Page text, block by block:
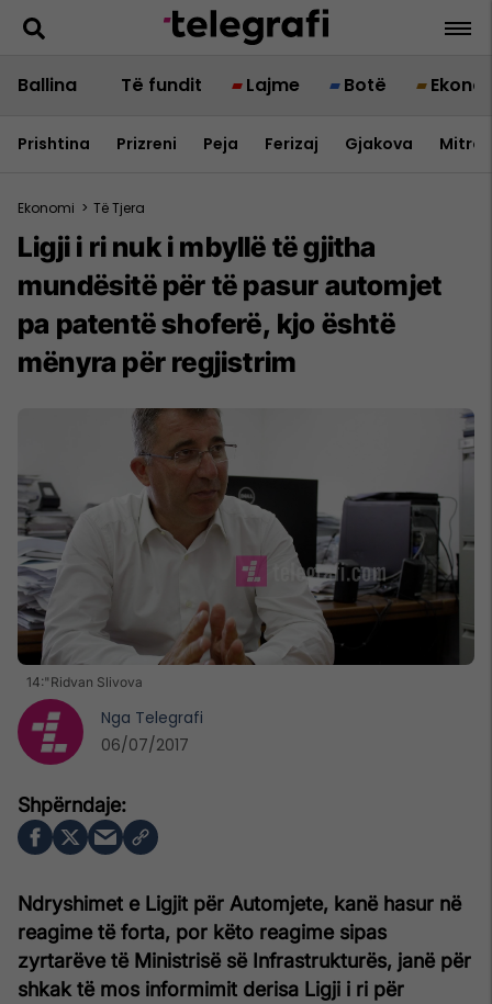
Ballina Të fundit Lajme Botë
Prishtina Prizreni Peja Ferizaj Gjakova
Ekonomi > Të Tjera
Ligji i ri nuk i mbyllë të gjitha
mundësitë për të pasur automjet
pa patentë shoferë, kjo është
mënyra për regjistrim
14:"Ridvan Slivova
Ndryshimet e Ligjit për Automjete, kanë hasur në
reagime të forta, por këto reagime sipas
zyrtarëve të Ministrisë së Infrastrukturës, janë për
shkak të mos informimit derisa Ligji i ri për
Nga Telegrafi
06/07/2017